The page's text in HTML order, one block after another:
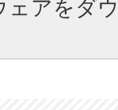
ェアをダ